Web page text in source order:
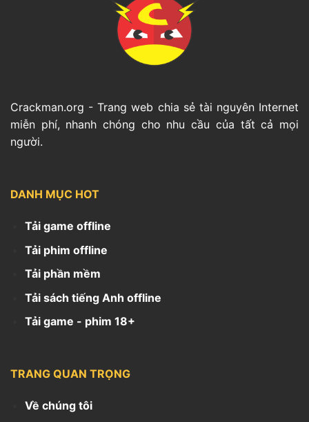
Crackman.org - Trang web chia sẻ tài nguyên Internet
miễn phí, nhanh chóng cho nhu cầu của tất cả mọi
người.
DANH MỤC HOT
Tải game offline
Tải phim offline
Tải phần mềm
Tải sách tiếng Anh offline
Tải game - phim 18+
TRANG QUAN TRỌNG
Về chúng tôi